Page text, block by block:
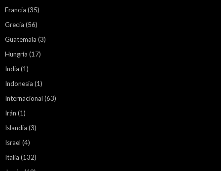
Francia (35)
Grecia (56)
Guatemala (3)
Hungría (17)
India (1)
Indonesia (1)
Internacional (63)
Irán (1)
Islandia (3)
Israel (4)
Italia (132)